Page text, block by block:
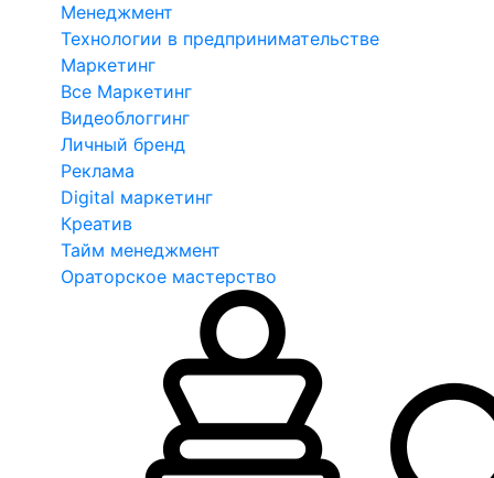
Менеджмент
Технологии в предпринимательстве
Маркетинг
Все Маркетинг
Видеоблоггинг
Личный бренд
Реклама
Digital маркетинг
Креатив
Тайм менеджмент
Ораторское мастерство